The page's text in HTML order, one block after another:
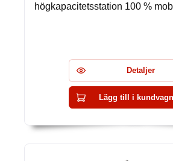
högkapacitetsstation 100 %
Detaljer
Lägg till i